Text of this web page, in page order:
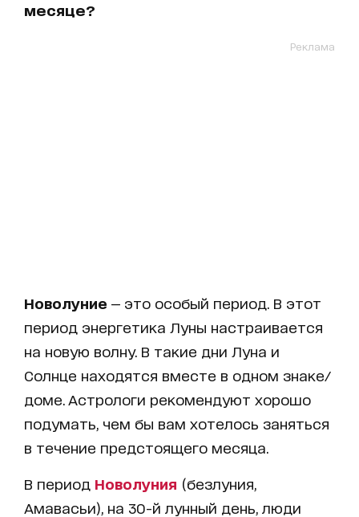
месяце?
Реклама
Новолуние — это особый период. В этот
период энергетика Луны настраивается
на новую волну. В такие дни Луна и
Солнце находятся вместе в одном знаке/
доме. Астрологи рекомендуют хорошо
подумать, чем бы вам хотелось заняться
в течение предстоящего месяца.
В период Новолуния (безлуния,
Амавасьи), на 30-й лунный день, люди